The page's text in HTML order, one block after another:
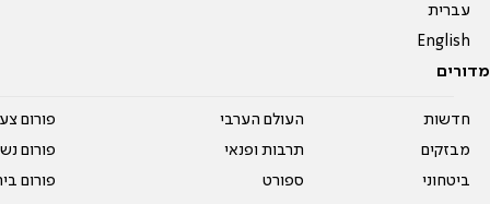
עברית
English
מדורים
חדשות
מבזקים
ביטחוני
העולם הערבי
תרבות ופנאי
ספורט
פורום
פורום
פורום